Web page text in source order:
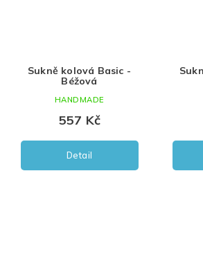
Sukně kolová Basic -
Béžová
557 Kč
Detail
HANDMADE